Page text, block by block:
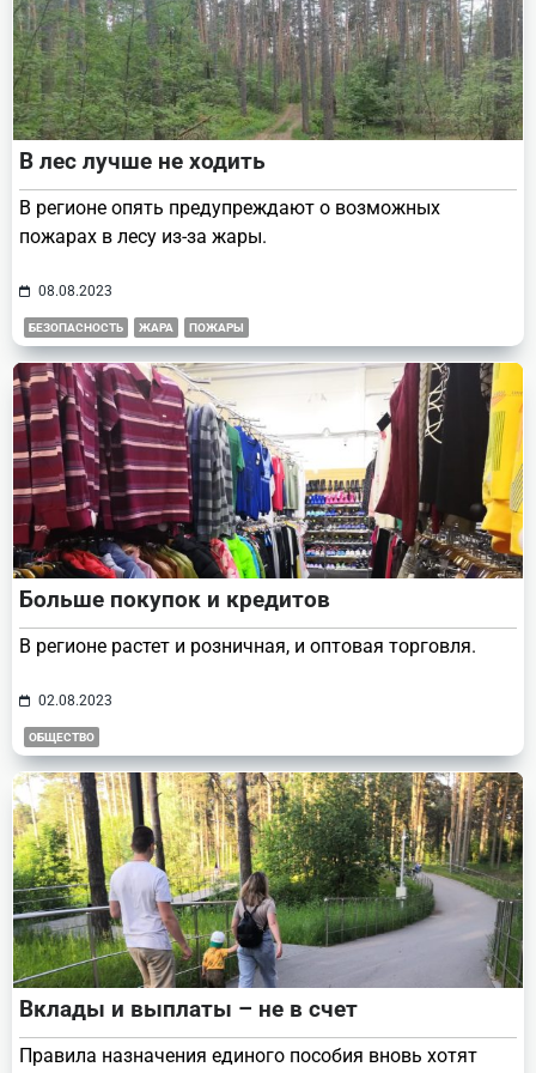
В лес лучше не ходить
В регионе опять предупреждают о возможных
пожарах в лесу из-за жары.
08.08.2023
БЕЗОПАСНОСТЬ ЖАРА ПОЖАРЫ
Больше покупок и кредитов
В регионе растет и розничная, и оптовая торговля.
02.08.2023
ОБЩЕСТВО
Вклады и выплаты – не в счет
Правила назначения единого пособия вновь хотят